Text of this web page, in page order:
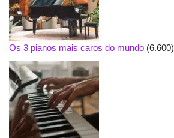
Os 3 pianos mais caros do mundo (6.600)